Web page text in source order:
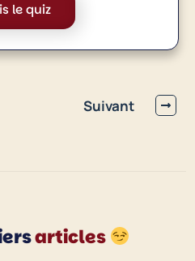
le quiz
Suivant
articles